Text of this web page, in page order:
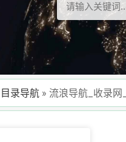
目录导航 »流浪导航_收录网